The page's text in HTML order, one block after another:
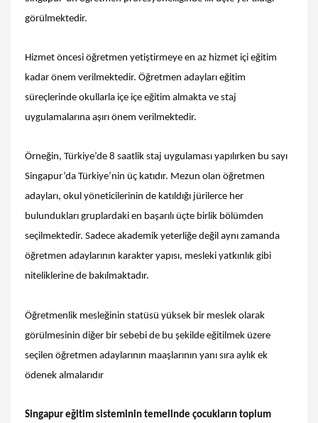
görülmektedir.
Hizmet öncesi öğretmen yetiştirmeye en az hizmet içi eğitim
kadar önem verilmektedir. Öğretmen adayları eğitim
süreçlerinde okullarla içe içe eğitim almakta ve staj
uygulamalarına aşırı önem verilmektedir.
Örneğin, Türkiye’de 8 saatlik staj uygulaması yapılırken bu sayı
Singapur’da Türkiye’nin üç katıdır. Mezun olan öğretmen
adayları, okul yöneticilerinin de katıldığı jürilerce her
bulundukları gruplardaki en başarılı üçte birlik bölümden
seçilmektedir. Sadece akademik yeterliğe değil aynı zamanda
öğretmen adaylarının karakter yapısı, mesleki yatkınlık gibi
niteliklerine de bakılmaktadır.
Öğretmenlik mesleğinin statüsü yüksek bir meslek olarak
görülmesinin diğer bir sebebi de bu şekilde eğitilmek üzere
seçilen öğretmen adaylarının maaşlarının yanı sıra aylık ek
ödenek almalarıdır
Singapur eğitim sisteminin temelinde çocukların toplum